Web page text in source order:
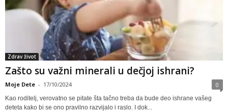
Zdrav život
Zašto su važni minerali u dečjoj ishrani?
Moje Dete - 17/10/2024 0
Kao roditelj, verovatno se pitate šta tačno treba da bude deo ishrane vašeg
deteta kako bi se ono pravilno razvijalo i raslo. I dok...